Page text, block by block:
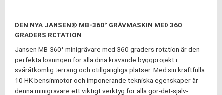
DEN NYA JANSEN® MB-360° GRÄVMASKIN MED 360
GRADERS ROTATION
Jansen MB-360° minigrävare med 360 graders rotation är den
perfekta lösningen för alla dina krävande byggprojekt i
svåråtkomlig terräng och otillgängliga platser. Med sin kraftfulla
10 HK bensinmotor och imponerande tekniska egenskaper är
denna minigrävare ett viktigt verktyg för alla gör-det-själv-